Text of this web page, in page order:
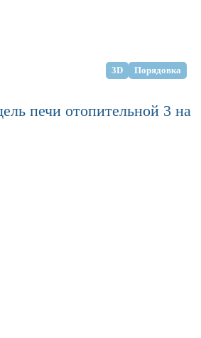
3D Порядовка
печи отопительной 3 на